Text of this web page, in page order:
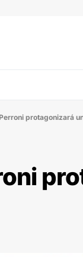
protagonizará